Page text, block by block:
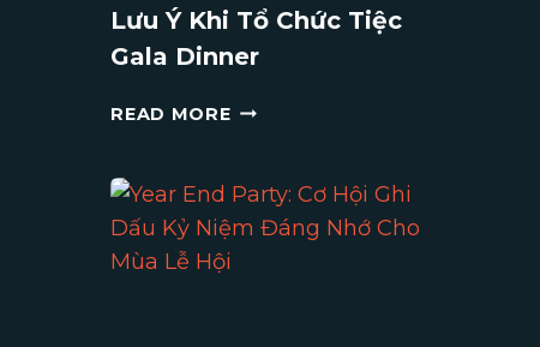
Lưu Ý Khi Tổ Chức Tiệc
Gala Dinner
READ MOREGALA
GÌ?
NHỮNG